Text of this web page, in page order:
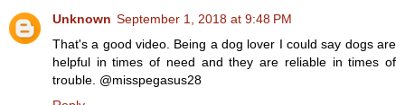
Unknown September 1, 2018 at 9:48 PM
That's a good video. Being a dog lover I could say dogs are
helpful in times of need and they are reliable in times of
trouble. @misspegasus28